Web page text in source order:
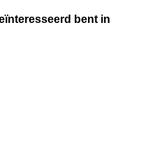
de folie. Plaats het
het verwijderen van
bent in